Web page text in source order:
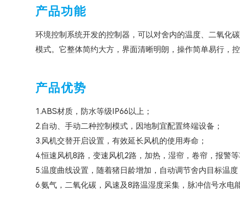
产品功能
环境控制系统开发的控制器，可以对舍内的温度、二氧化
模式。它整体简约大方，界面清晰明朗，操作简单易行，
产品优势
1.ABS材质，防水等级IP66以上；
2.自动、手动二种控制模式，因地制宜配置终端设备；
3.风机交替开启设置，有效延长风机的使用寿命；
4.恒速风机8路，变速风机2路，加热，湿帘，卷帘，报警等
5.温度曲线设置，随着猪日龄增加，自动调节舍内目标温度
6.氨气，二氧化碳，风速及8路温湿度采集，脉冲信号水电